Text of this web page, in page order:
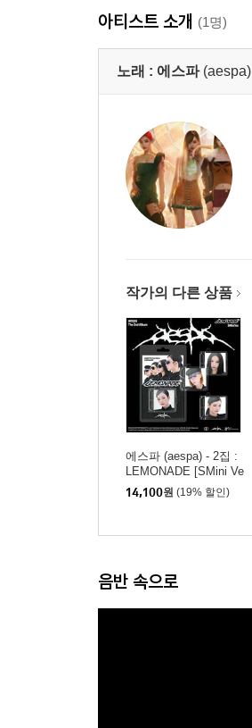
아티스트 소개 (1명)
노래 : 에스파 (aespa)
작가의 다른 상품
에스파 (aespa) - 2집 :
LEMONADE [SMini Ve
r.](스마트앨범) [4종 중
1종 랜덤발송]
14,100원 (19% 할인)
음반 속으로